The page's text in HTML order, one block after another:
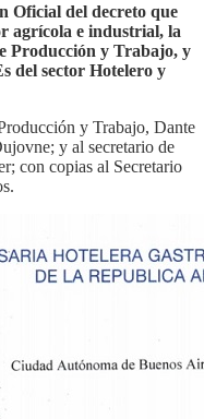
Oficial del decreto que
agrícola e industrial, la
Producción y Trabajo, y
del sector Hotelero y
y Trabajo, Dante
y al secretario de
con copias al Secretario